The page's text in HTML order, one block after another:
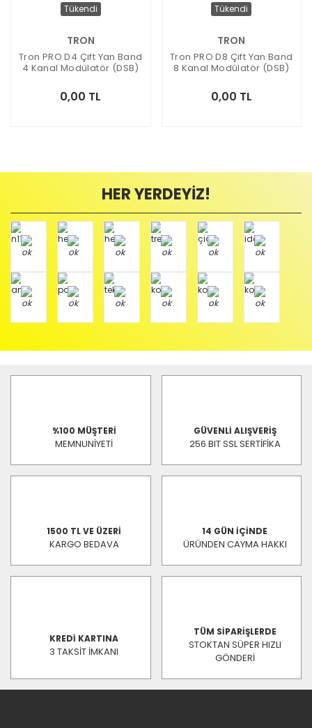
Tükendi
TRON
Tron PRO D4 Çift Yan Band
4 Kanal Modülatör (DSB)
0,00 TL
Tükendi
TRON
Tron PRO D8 Çift Yan Band
8 Kanal Modülatör (DSB)
0,00 TL
HER YERDEYİZ!
%100 MÜŞTERİ
MEMNUNİYETİ
GÜVENLİ ALIŞVERİŞ
256 BIT SSL SERTİFİKA
1500 TL VE ÜZERİ
KARGO BEDAVA
14 GÜN İÇİNDE
ÜRÜNDEN CAYMA HAKKI
KREDİ KARTINA
3 TAKSİT İMKANI
TÜM SİPARİŞLERDE
STOKTAN SÜPER HIZLI
GÖNDERİ